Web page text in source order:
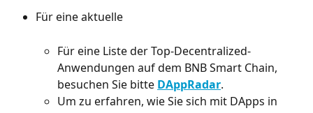
Für eine aktuelle
Für eine Liste der Top-Decentralized-
Anwendungen auf dem BNB Smart Chain,
besuchen Sie bitte DAppRadar.
Um zu erfahren, wie Sie sich mit DApps in